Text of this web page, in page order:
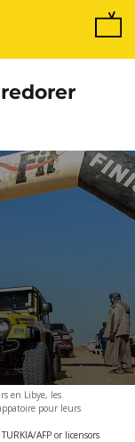
en Libye, les
pour leurs
AFP or licensors